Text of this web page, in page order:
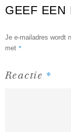
GEEF EEN
Je e-mailadres wordt
met *
Reactie *